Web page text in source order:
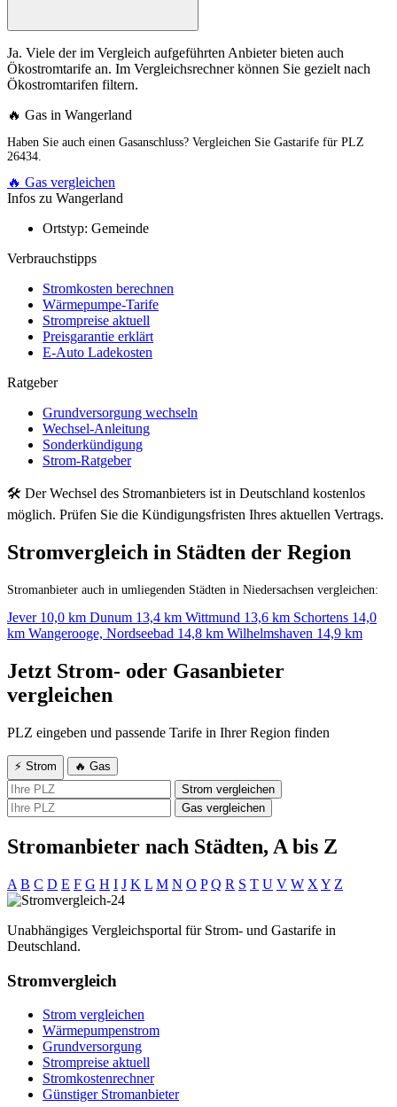
Ja. Viele der im Vergleich aufgeführten Anbieter bieten auch
Ökostromtarife an. Im Vergleichsrechner können Sie gezielt nach
Ökostromtarifen filtern.
🔥 Gas in Wangerland
Haben Sie auch einen Gasanschluss? Vergleichen Sie Gastarife für PLZ
26434.
🔥 Gas vergleichen
Infos zu Wangerland
Ortstyp: Gemeinde
Verbrauchstipps
Stromkosten berechnen
Wärmepumpe-Tarife
Strompreise aktuell
Preisgarantie erklärt
E-Auto Ladekosten
Ratgeber
Grundversorgung wechseln
Wechsel-Anleitung
Sonderkündigung
Strom-Ratgeber
🛠 Der Wechsel des Stromanbieters ist in Deutschland kostenlos
möglich. Prüfen Sie die Kündigungsfristen Ihres aktuellen Vertrags.
Stromvergleich in Städten der Region
Stromanbieter auch in umliegenden Städten in Niedersachsen vergleichen:
Jever 10,0 km Dunum 13,4 km Wittmund 13,6 km Schortens 14,0
km Wangerooge, Nordseebad 14,8 km Wilhelmshaven 14,9 km
Jetzt Strom- oder Gasanbieter
vergleichen
PLZ eingeben und passende Tarife in Ihrer Region finden
⚡ Strom
🔥 Gas
Strom vergleichen
Gas vergleichen
Stromanbieter nach Städten, A bis Z
A B C D E F G H I J K L M N O P Q R S T U V W X Y Z
Unabhängiges Vergleichsportal für Strom- und Gastarife in
Deutschland.
Stromvergleich
Strom vergleichen
Wärmepumpenstrom
Grundversorgung
Strompreise aktuell
Stromkostenrechner
Günstiger Stromanbieter